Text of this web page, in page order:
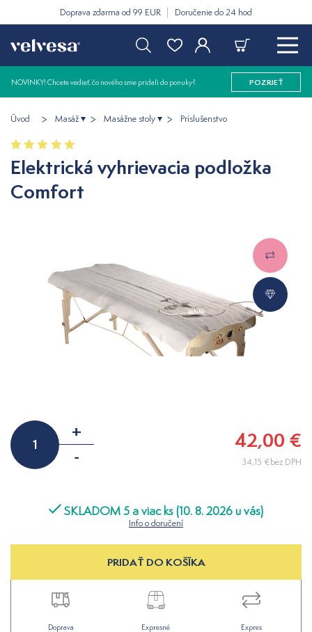
Doprava zdarma od 99 EUR Doručenie do 24 hod
NOVINKY! Chcete vedieť, čo nového sme pridali do ponuky? POZRIEŤ
Úvod Masáž Masážne stoly Príslušenstvo
Elektrická vyhrievacia podložka
Comfort
+
-
42,00 €
34,15 €bez DPH
SKLADOM 5 a viac ks (10. 8. 2026 u vás)
Info o doručení
PRIDAŤ DO KOŠÍKA
Doprava
Expresné
Expres